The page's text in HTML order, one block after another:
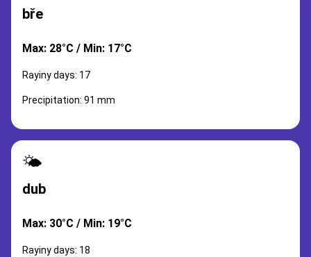
bře
Max: 28°C / Min: 17°C
Rayiny days: 17
Precipitation: 91 mm
🌤️
dub
Max: 30°C / Min: 19°C
Rayiny days: 18